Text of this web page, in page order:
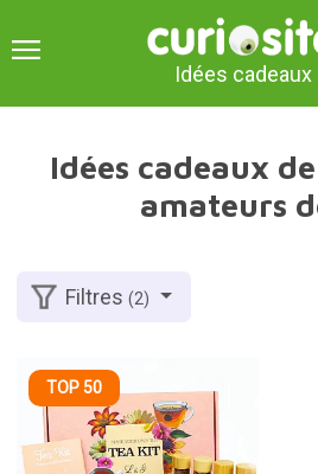
Idées cadeaux
Idées cadeaux
amateurs
Filtres(2)
TOP 50